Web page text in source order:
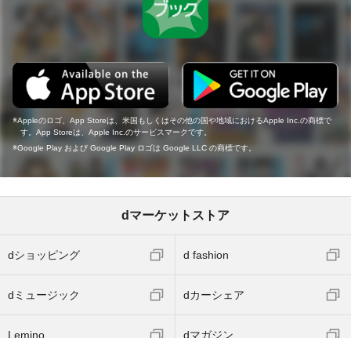
Appleのロゴ、App Storeは、米国もしくはその他の国や地域におけるApple Inc.の商標で
す。App Storeは、Apple Inc.のサービスマークです。
Google Play および Google Play ロゴは Google LLC の商標です。
dマーケットストア
dショッピング d fashion
dミュージック dカーシェア
Lemino dマガジン